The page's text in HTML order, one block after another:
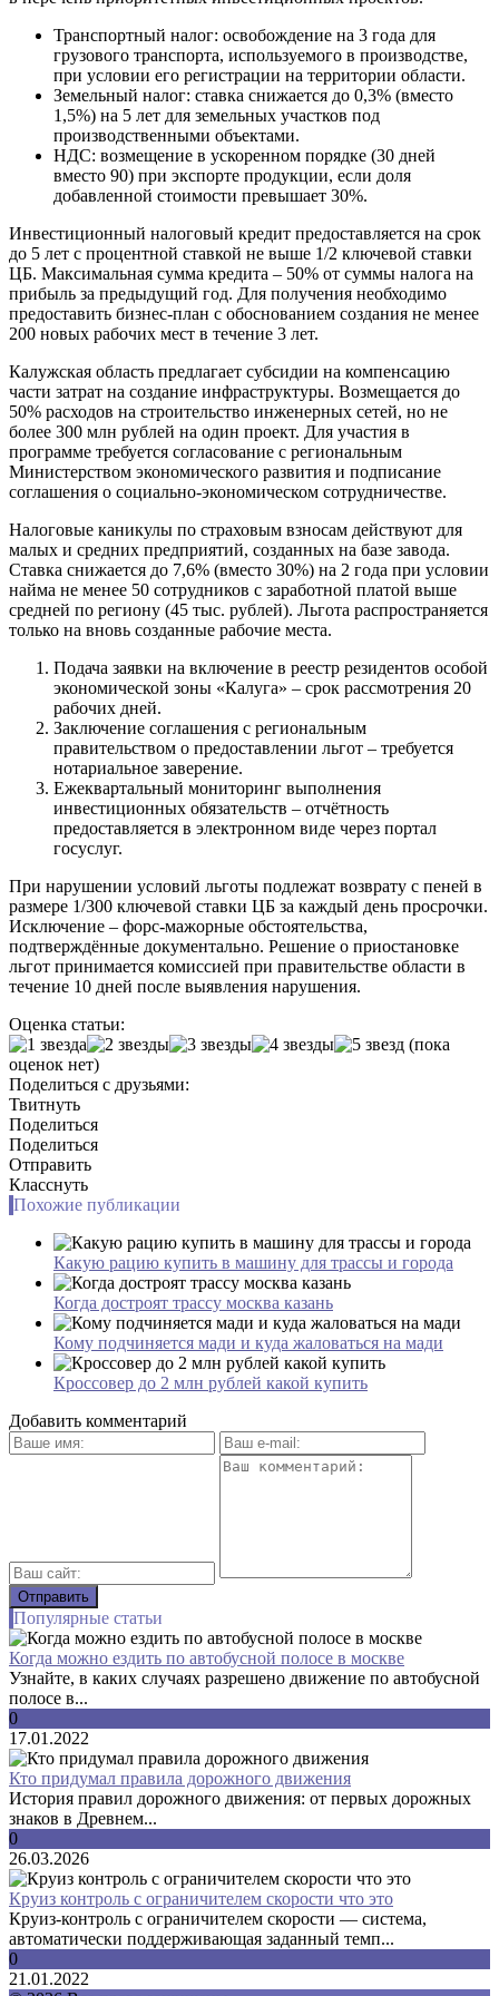
Транспортный налог: освобождение на 3 года для
грузового транспорта, используемого в производстве,
при условии его регистрации на территории области.
Земельный налог: ставка снижается до 0,3% (вместо
1,5%) на 5 лет для земельных участков под
производственными объектами.
НДС: возмещение в ускоренном порядке (30 дней
вместо 90) при экспорте продукции, если доля
добавленной стоимости превышает 30%.
Инвестиционный налоговый кредит предоставляется на срок
до 5 лет с процентной ставкой не выше 1/2 ключевой ставки
ЦБ. Максимальная сумма кредита – 50% от суммы налога на
прибыль за предыдущий год. Для получения необходимо
предоставить бизнес-план с обоснованием создания не менее
200 новых рабочих мест в течение 3 лет.
Калужская область предлагает субсидии на компенсацию
части затрат на создание инфраструктуры. Возмещается до
50% расходов на строительство инженерных сетей, но не
более 300 млн рублей на один проект. Для участия в
программе требуется согласование с региональным
Министерством экономического развития и подписание
соглашения о социально-экономическом сотрудничестве.
Налоговые каникулы по страховым взносам действуют для
малых и средних предприятий, созданных на базе завода.
Ставка снижается до 7,6% (вместо 30%) на 2 года при условии
найма не менее 50 сотрудников с заработной платой выше
средней по региону (45 тыс. рублей). Льгота распространяется
только на вновь созданные рабочие места.
Подача заявки на включение в реестр резидентов особой
экономической зоны «Калуга» – срок рассмотрения 20
рабочих дней.
Заключение соглашения с региональным
правительством о предоставлении льгот – требуется
нотариальное заверение.
Ежеквартальный мониторинг выполнения
инвестиционных обязательств – отчётность
предоставляется в электронном виде через портал
госуслуг.
При нарушении условий льготы подлежат возврату с пеней в
размере 1/300 ключевой ставки ЦБ за каждый день просрочки.
Исключение – форс-мажорные обстоятельства,
подтверждённые документально. Решение о приостановке
льгот принимается комиссией при правительстве области в
течение 10 дней после выявления нарушения.
Оценка статьи:
(пока
оценок нет)
Поделиться с друзьями:
Твитнуть
Поделиться
Поделиться
Отправить
Класснуть
Похожие публикации
Какую рацию купить в машину для трассы и города
Когда достроят трассу москва казань
Кому подчиняется мади и куда жаловаться на мади
Кроссовер до 2 млн рублей какой купить
Добавить комментарий
Популярные статьи
Когда можно ездить по автобусной полосе в москве
Узнайте, в каких случаях разрешено движение по автобусной
полосе в...
0
17.01.2022
Кто придумал правила дорожного движения
История правил дорожного движения: от первых дорожных
знаков в Древнем...
0
26.03.2026
Круиз контроль с ограничителем скорости что это
Круиз-контроль с ограничителем скорости — система,
автоматически поддерживающая заданный темп...
0
21.01.2022